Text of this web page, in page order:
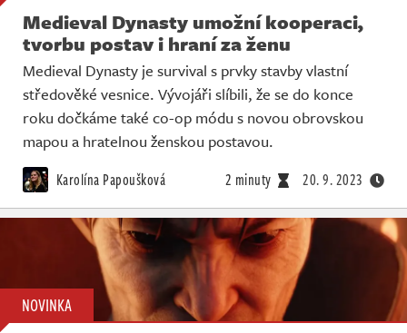
Medieval Dynasty umožní kooperaci,
tvorbu postav i hraní za ženu
Medieval Dynasty je survival s prvky stavby vlastní
středověké vesnice. Vývojáři slíbili, že se do konce
roku dočkáme také co-op módu s novou obrovskou
mapou a hratelnou ženskou postavou.
Karolína Papoušková 2 minuty 20. 9. 2023
NOVINKA